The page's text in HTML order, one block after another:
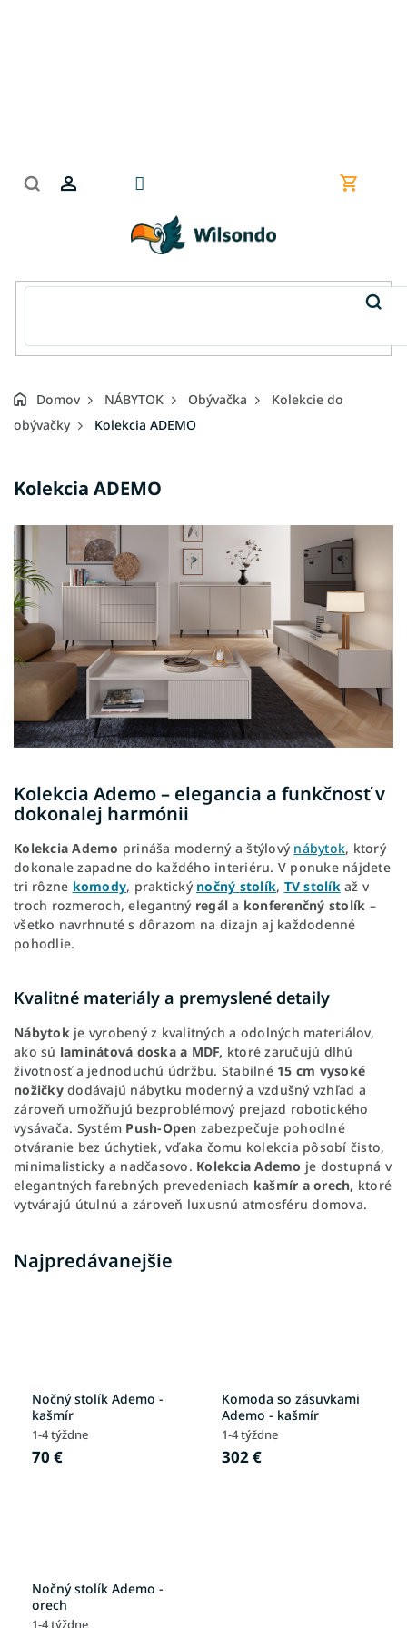
Domov NÁBYTOK Obývačka
Kolekcie do
obývačky
Kolekcia ADEMO
Kolekcia ADEMO
Kolekcia Ademo – elegancia a funkčnosť v
dokonalej harmónii
Kolekcia Ademo prináša moderný a štýlový nábytok, ktorý
dokonale zapadne do každého interiéru. V ponuke nájdete
tri rôzne komody, praktický nočný stolík, TV stolíkaž v
troch rozmeroch, elegantný regál a konferenčný stolík –
všetko navrhnuté s dôrazom na dizajn aj každodenné
pohodlie.
Kvalitné materiály a premyslené detaily
Nábytokje vyrobený z kvalitných a odolných materiálov,
ako sú laminátová doska a MDF, ktoré zaručujú dlhú
životnosť a jednoduchú údržbu. Stabilné 15 cm vysoké
nožičkydodávajú nábytku moderný a vzdušný vzhľad a
zároveň umožňujú bezproblémový prejazd robotického
vysávača. Systém Push-Open zabezpečuje pohodlné
otváranie bez úchytiek, vďaka čomu kolekcia pôsobí čisto,
minimalisticky a nadčasovo. Kolekcia Ademo je dostupná v
elegantných farebných prevedeniach kašmír a orech, ktoré
vytvárajú útulnú a zároveň luxusnú atmosféru domova.
Najpredávanejšie
Nočný stolík Ademo -
kašmír
1-4 týždne
70 €
Komoda so zásuvkami
Ademo - kašmír
1-4 týždne
302 €
Nočný stolík Ademo -
orech